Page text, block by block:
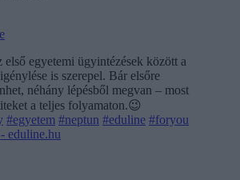
első egyetemi ügyintézések között a
is szerepel. Bár elsőre
néhány lépésből megvan – most
a teljes folyamaton.😉
#egyetem #neptun #eduline #foryou
eduline.hu